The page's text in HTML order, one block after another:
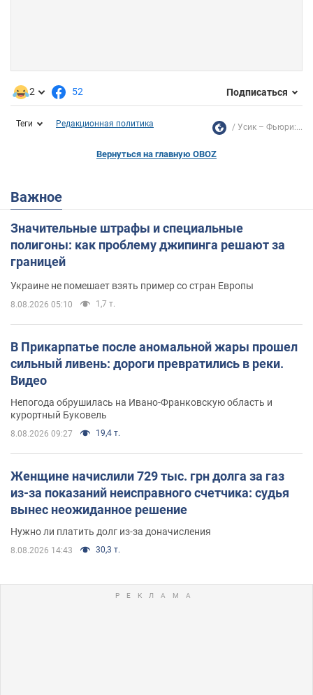
2 52 Подписаться
Теги Редакционная политика Усик – Фьюри:...
Вернуться на главную OBOZ
Важное
Значительные штрафы и специальные
полигоны: как проблему джипинга решают за
границей
Украине не помешает взять пример со стран Европы
8.08.2026 05:10 1,7 т.
В Прикарпатье после аномальной жары прошел
сильный ливень: дороги превратились в реки.
Видео
Непогода обрушилась на Ивано-Франковскую область и
курортный Буковель
8.08.2026 09:27 19,4 т.
Женщине начислили 729 тыс. грн долга за газ
из-за показаний неисправного счетчика: судья
вынес неожиданное решение
Нужно ли платить долг из-за доначисления
8.08.2026 14:43 30,3 т.